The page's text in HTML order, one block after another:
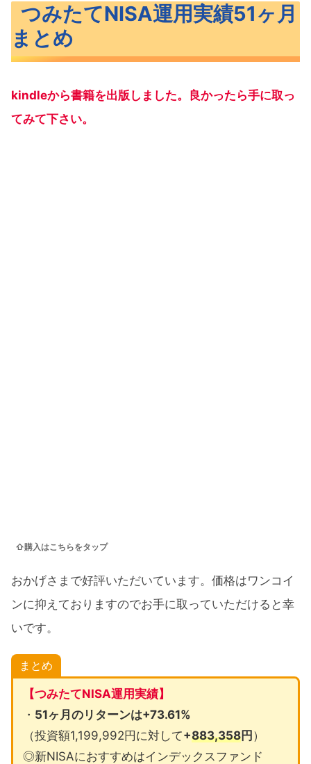
つみたてNISA運用実績51ヶ月
まとめ
kindleから書籍を出版しました。良かったら手に取っ
てみて下さい。
⇧購入はこちらをタップ
おかげさまで好評いただいています。価格はワンコイ
ンに抑えておりますのでお手に取っていただけると幸
いです。
まとめ
【つみたてNISA運用実績】
・ 51ヶ月のリターンは+73.61%
（投資額1,199,992円に対して+883,358円）
◎新NISAにおすすめはインデックスファンド